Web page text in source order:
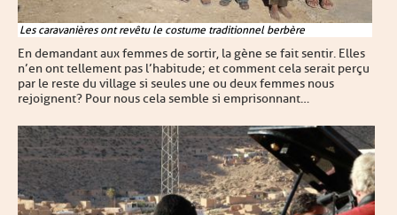
Les caravanières ont revêtu le costume traditionnel berbère
En demandant aux femmes de sortir, la gène se fait sentir. Elles
n’en ont tellement pas l’habitude ; et comment cela serait perçu
par le reste du village si seules une ou deux femmes nous
rejoignent ? Pour nous cela semble si emprisonnant…